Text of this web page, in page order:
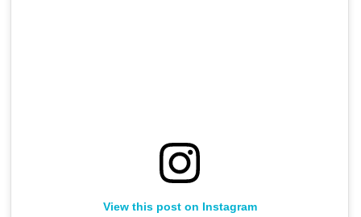
View this post on Instagram